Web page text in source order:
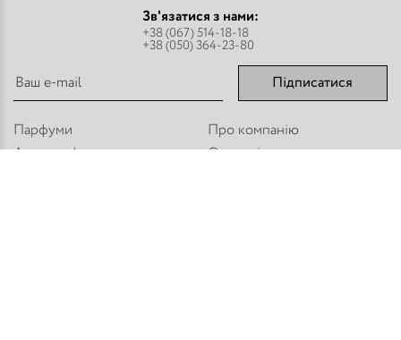
Зв'язатися з нами:
+38 (067) 514-18-18
+38 (050) 364-23-80
Підписатися
Парфуми
Аромадифузори
Про компанію
Оплата і доставка